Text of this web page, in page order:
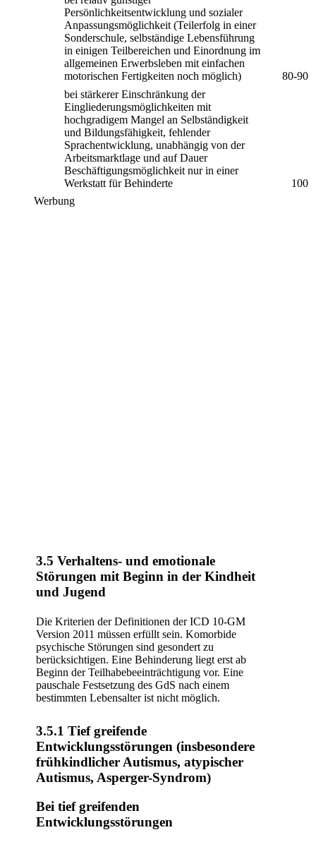
Persönlichkeitsentwicklung und sozialer
Anpassungsmöglichkeit (Teilerfolg in einer
Sonderschule, selbständige Lebensführung
in einigen Teilbereichen und Einordnung im
allgemeinen Erwerbsleben mit einfachen
motorischen Fertigkeiten noch möglich)
80-90
bei stärkerer Einschränkung der
Eingliederungsmöglichkeiten mit
hochgradigem Mangel an Selbständigkeit
und Bildungsfähigkeit, fehlender
Sprachentwicklung, unabhängig von der
Arbeitsmarktlage und auf Dauer
Beschäftigungsmöglichkeit nur in einer
Werkstatt für Behinderte
100
Werbung
3.5 Verhaltens- und emotionale
Störungen mit Beginn in der Kindheit
und Jugend
Die Kriterien der Definitionen der ICD 10-GM
Version 2011 müssen erfüllt sein. Komorbide
psychische Störungen sind gesondert zu
berücksichtigen. Eine Behinderung liegt erst ab
Beginn der Teilhabebeeinträchtigung vor. Eine
pauschale Festsetzung des GdS nach einem
bestimmten Lebensalter ist nicht möglich.
3.5.1 Tief greifende
Entwicklungsstörungen (insbesondere
frühkindlicher Autismus, atypischer
Autismus, Asperger-Syndrom)
Bei tief greifenden
Entwicklungsstörungen